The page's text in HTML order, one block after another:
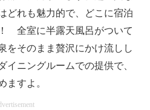
どれも魅力的で、どこに宿泊
全室に半露天風呂がついて
をそのまま贅沢にかけ流しし
イニングルームでの提供で、
ますよ。